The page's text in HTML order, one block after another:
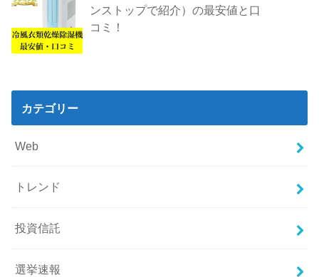
ンストップで紹介）の最安値と口
コミ！
カテゴリー
Web
トレンド
投資信託
選挙速報